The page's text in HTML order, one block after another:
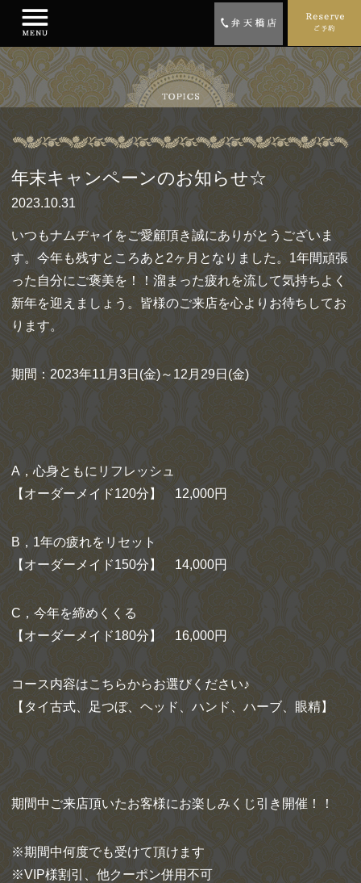
年末キャンペーンのお知らせ☆
2023.10.31
いつもナムヂャイをご愛顧頂き誠にありがとうございま
す。今年も残すところあと2ヶ月となりました。1年間頑張
った自分にご褒美を！！溜まった疲れを流して気持ちよく
新年を迎えましょう。皆様のご来店を心よりお待ちしてお
ります。
期間：2023年11月3日(金)～12月29日(金)
A，心身ともにリフレッシュ
【オーダーメイド120分】 12,000円
B，1年の疲れをリセット
【オーダーメイド150分】 14,000円
C，今年を締めくくる
【オーダーメイド180分】 16,000円
コース内容はこちらからお選びください♪
【タイ古式、足つぼ、ヘッド、ハンド、ハーブ、眼精】
期間中ご来店頂いたお客様にお楽しみくじ引き開催！！
※期間中何度でも受けて頂けます
※VIP様割引、他クーポン併用不可